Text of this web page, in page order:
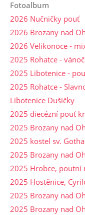
Fotoalbum
2026 Nučničky pouť
2026 Brozany nad
2026 Velikonoce -
2025 Rohatce -
2025 Libotenice -
2025 Rohatce -
Libotenice Dušičky
2025 diecézní pouť
2025 Brozany nad
2025 kostel sv.
2025 Brozany nad
2025 Hrobce, poutní
2025 Hostěnice,
2025 Brozany nad
2025 Brozany nad